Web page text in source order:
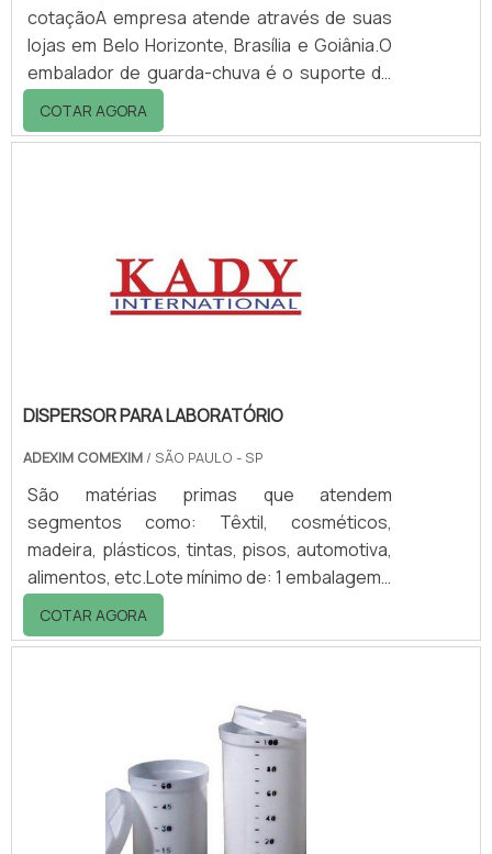
cotaçãoA empresa atende através de suas
lojas em Belo Horizonte, Brasília e Goiânia.O
embalador de guarda-chuva é o suporte de
saquinhos plásticos que servem para
embalar os guarda-chuvas e dessa forma
é fabricado em aço galvanizado com pintura
eletrostática ou em aço inox. A ECOPLAST
COTAR AGORA
DISPERSOR PARA LABORATÓRIO
ADEXIM COMEXIM / SÃO PAULO - SP
São matérias primas que atendem
segmentos como: Têxtil, cosméticos,
madeira, plásticos, tintas, pisos, automotiva,
alimentos, etc.Lote mínimo de: 1 embalagem -
20kgEscolhendo Kady MillO dispersor para
laboratório é desaglomerador de partículas e
operação em parceria com dispersantes e
umectantes ajuda a manter a dispersão
estável. A eficiência do Kady Mill resulta numa
economia de tempo, energia e ganho em
produtivida.
COTAR AGORA